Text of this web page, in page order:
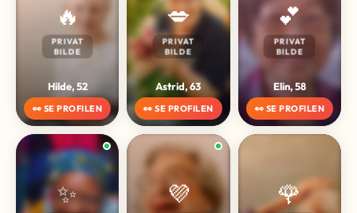
🔥
PRIVAT
BILDE
Hilde, 52
👀 SE PROFILEN
💋
PRIVAT
BILDE
Astrid, 63
👀 SE PROFILEN
💕
PRIVAT
BILDE
Elin, 58
👀 SE PROFILEN
✨ 💜 🌹